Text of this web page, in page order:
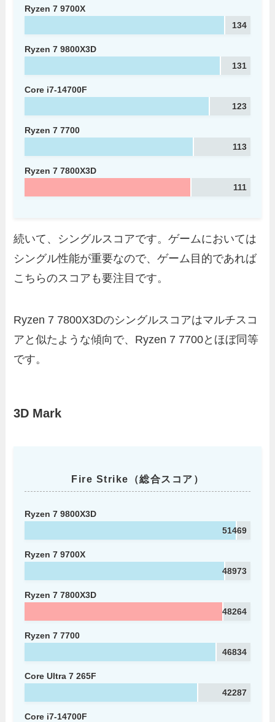
Ryzen 7 9700X
134
Ryzen 7 9800X3D
131
Core i7-14700F
123
Ryzen 7 7700
113
Ryzen 7 7800X3D
111
続いて、シングルスコアです。ゲームにおいては
シングル性能が重要なので、ゲーム目的であれば
こちらのスコアも要注目です。
Ryzen 7 7800X3Dのシングルスコアはマルチスコ
アと似たような傾向で、Ryzen 7 7700とほぼ同等
です。
3D Mark
Fire Strike（総合スコア）
Ryzen 7 9800X3D
51469
Ryzen 7 9700X
48973
Ryzen 7 7800X3D
48264
Ryzen 7 7700
46834
Core Ultra 7 265F
42287
Core i7-14700F